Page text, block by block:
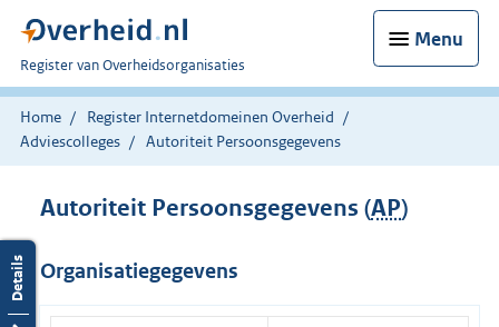
Menu
U
bent
nu
hier:
Register van Overheidsorganisaties
Home
Register Internetdomeinen Overheid
Adviescolleges
Autoriteit Persoonsgegevens
Autoriteit Persoonsgegevens (AP)
Organisatiegegevens